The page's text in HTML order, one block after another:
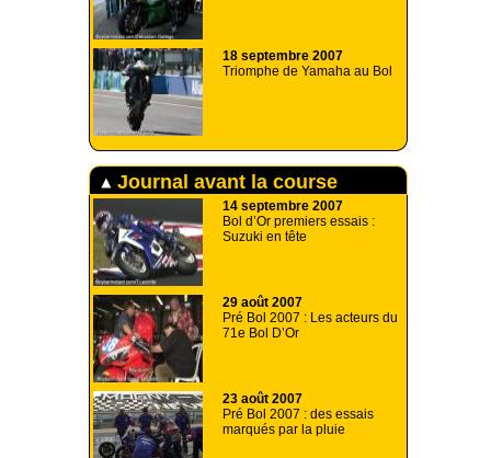
18 septembre 2007
Triomphe de Yamaha au Bol
Journal avant la course
14 septembre 2007
Bol d’Or premiers essais :
Suzuki en tête
29 août 2007
Pré Bol 2007 : Les acteurs du
71e Bol D’Or
23 août 2007
Pré Bol 2007 : des essais
marqués par la pluie